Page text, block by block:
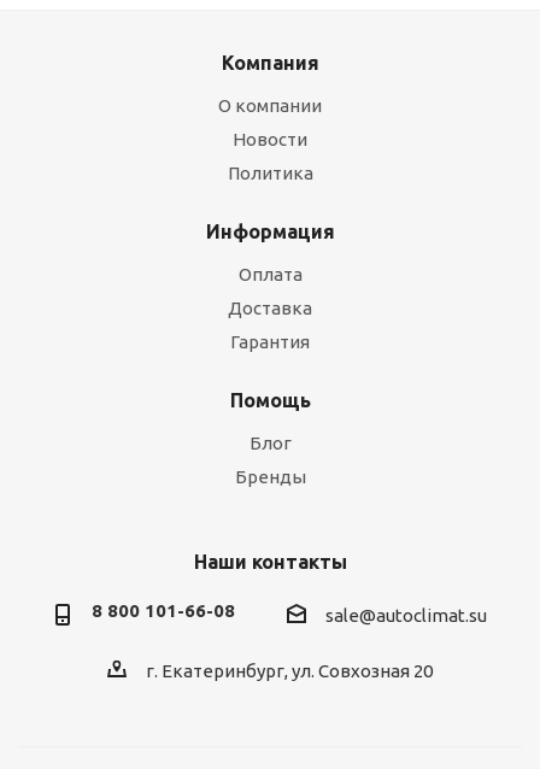
Компания
О компании
Новости
Политика
Информация
Оплата
Доставка
Гарантия
Помощь
Блог
Бренды
Наши контакты
8 800 101-66-08 sale@autoclimat.su
г. Екатеринбург, ул. Совхозная 20